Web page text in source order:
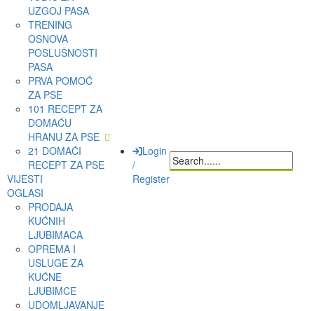
UZGOJ PASA
TRENING
OSNOVA
POSLUŠNOSTI
PASA
PRVA POMOĆ
ZA PSE
101 RECEPT ZA
DOMAĆU
HRANU ZA PSE
21 DOMAĆI
RECEPT ZA PSE
VIJESTI
OGLASI
PRODAJA
KUĆNIH
LJUBIMACA
OPREMA I
USLUGE ZA
KUĆNE
LJUBIMCE
UDOMLJAVANJE
Login
/
Register